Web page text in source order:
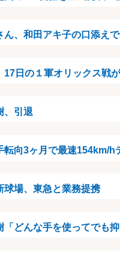
ん、和田アキ子の口添
日の１軍オリックス戦
、引退
転向3ヶ月で最速154km/
球場、東急と業務提携
「どんな手を使ってでも抑